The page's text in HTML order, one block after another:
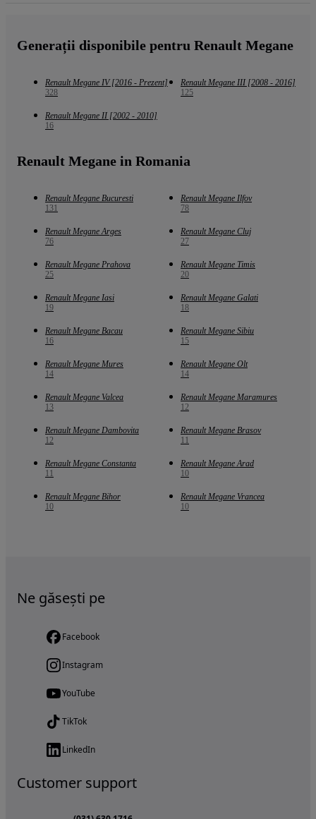
Generații disponibile pentru Renault Megane
Renault Megane IV [2016 - Prezent]
328
Renault Megane III [2008 - 2016]
125
Renault Megane II [2002 - 2010]
16
Renault Megane in Romania
Renault Megane Bucuresti
131
Renault Megane Ilfov
78
Renault Megane Arges
76
Renault Megane Cluj
27
Renault Megane Prahova
25
Renault Megane Timis
20
Renault Megane Iasi
19
Renault Megane Galati
18
Renault Megane Bacau
16
Renault Megane Sibiu
15
Renault Megane Mures
14
Renault Megane Olt
14
Renault Megane Valcea
13
Renault Megane Maramures
12
Renault Megane Dambovita
12
Renault Megane Brasov
11
Renault Megane Constanta
11
Renault Megane Arad
10
Renault Megane Bihor
10
Renault Megane Vrancea
10
Ne găsești pe
Facebook
Instagram
YouTube
TikTok
LinkedIn
Customer support